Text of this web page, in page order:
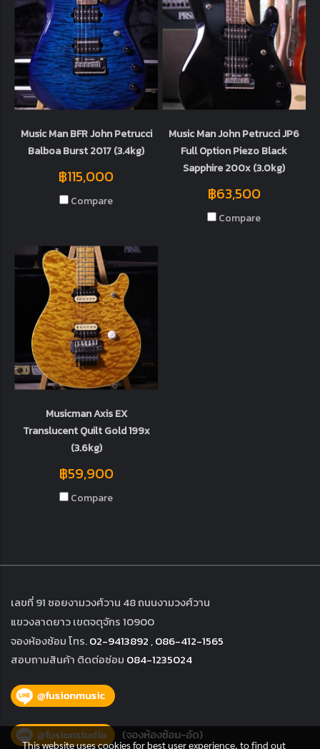
Music Man BFR John Petrucci
Balboa Burst 2017 (3.4kg)
฿115,000
Compare
Music Man John Petrucci JP6
Full Option Piezo Black
Sapphire 200x (3.0kg)
฿63,500
Compare
Musicman Axis EX
Translucent Quilt Gold 199x
(3.6kg)
฿59,900
Compare
เลขที่ 91 ซอยงามวงศ์วาน 48 ถนนงามวงศ์วาน
แขวงลาดยาว เขตจตุจักร 10900
จองห้องซ้อม โทร.02-9413892 ,086-412-1565
สอบถามสินค้า ติดต่อซ่อม 084-1235024
This website uses cookies for best user experience, to find out